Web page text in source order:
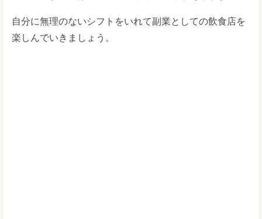
自分に無理のないシフトをいれて副業としての飲食店を
楽しんでいきましょう。